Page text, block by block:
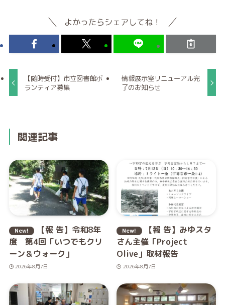
よかったらシェアしてね！
【随時受付】市立図書館ボ
ランティア募集
情報展示室リニューアル完
了のお知らせ
関連記事
【報 告】令和8年
度 第4回「いつでもクリ
ーン＆ウォーク」
2026年8月7日
【報 告】みゆスタ
さん主催「Project
Olive」取材報告
2026年8月7日